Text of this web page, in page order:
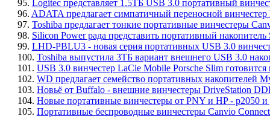
95. Logitec представляет 1.5ТБ USB 3.0 портативный
96. ADATA предлагает симпатичный переносной
97. Toshiba предлагает тонкие портативные винчестеры
98. Silicon Power рада представить портативный накопитель
99. LHD-PBLU3 - новая серия портативных USB 3.0
100. Toshiba выпустила 3ТБ вариант внешнего USB 3.0
101. USB 3.0 винчестер LaCie Mobile Porsche Slim
102. WD предлагает семейство портативных накопителей
103. Новьё от Buffalo - внешние винчестеры DriveStation
104. Новые портативные винчестеры от PNY и HP - p2050 и
105. Портативные беспроводные винчестеры Canvio